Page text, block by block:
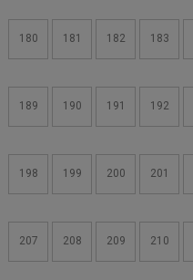
180 181 182 183
189 190 191 192
198 199 200 201
207 208 209 210